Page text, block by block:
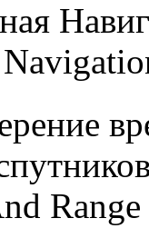
Range